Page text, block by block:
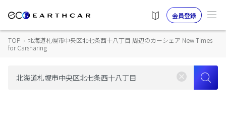
会員登録
TOP › 北海道札幌市中央区北七条西十八丁目 周辺のカーシェア New Times
for Carsharing